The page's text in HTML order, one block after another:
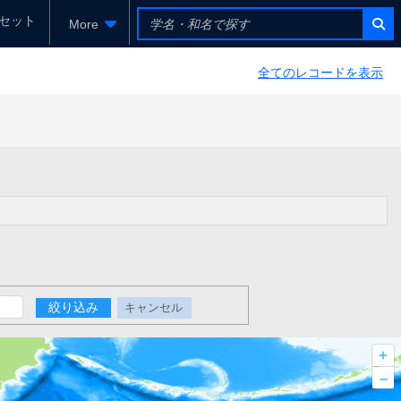
ット More
全てのレコードを表示
絞り込み キャンセル
+
–